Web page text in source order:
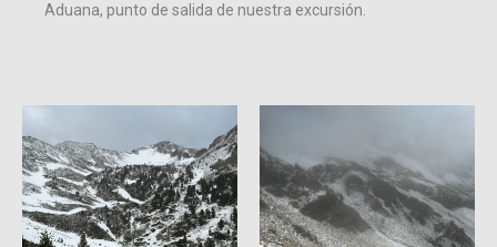
Aduana, punto de salida de nuestra excursión.